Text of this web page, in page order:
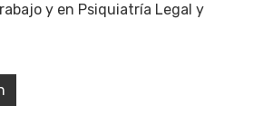
y en Psiquiatría Legal y